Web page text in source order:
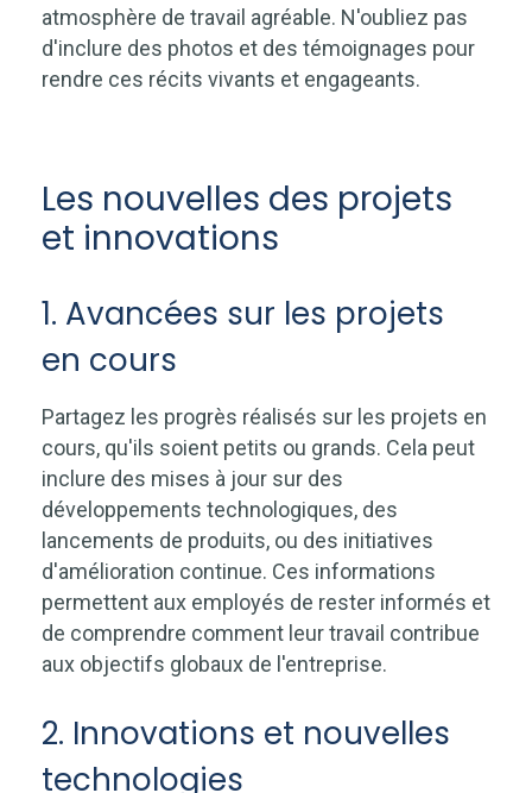
atmosphère de travail agréable. N'oubliez pas
d'inclure des photos et des témoignages pour
rendre ces récits vivants et engageants.
Les nouvelles des projets
et innovations
1. Avancées sur les projets
en cours
Partagez les progrès réalisés sur les projets en
cours, qu'ils soient petits ou grands. Cela peut
inclure des mises à jour sur des
développements technologiques, des
lancements de produits, ou des initiatives
d'amélioration continue. Ces informations
permettent aux employés de rester informés et
de comprendre comment leur travail contribue
aux objectifs globaux de l'entreprise.
2. Innovations et nouvelles
technologies